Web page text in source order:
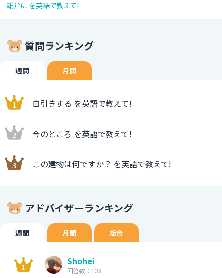
雄弁に を英語で教えて!
質問ランキング
週間 月間
自引きする を英語で教えて!
今のところ を英語で教えて!
この建物は何ですか？ を英語で教えて!
アドバイザーランキング
週間 月間 総合
Shohei
回答数：138